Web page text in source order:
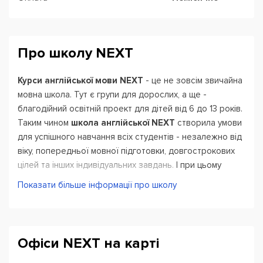
Про школу NEXT
Курси англійської мови NEXT - це не зовсім звичайна
мовна школа. Тут є групи для дорослих, а ще -
благодійний освітній проект для дітей від 6 до 13 років.
Таким чином школа англійської NEXT створила умови
для успішного навчання всіх студентів - незалежно від
віку, попередньої мовної підготовки, довгострокових
цілей та інших індивідуальних завдань. І при цьому
проводить всі уроки в легкій, доброзичливій і дуже
комфортній атмосфері.
однаковим рівнем володіння іноземною мовою:
Показати більше інформації про школу
Офіси NEXT на карті